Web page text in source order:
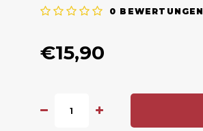
0 BEWERTUNGEN
€15,90